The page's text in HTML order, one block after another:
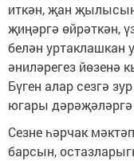
иткән, җан
җиңәргә өйрәткән,
белән
әниләрегез йөзенә
Бүген алар сезгә
югары
Сезне һәрчак
барсын,